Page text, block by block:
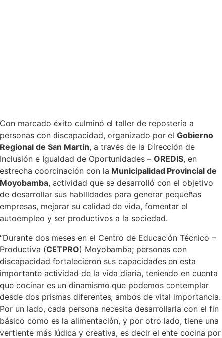
Con marcado éxito culminó el taller de repostería a
personas con discapacidad, organizado por el Gobierno
Regional de San Martín, a través de la Dirección de
Inclusión e Igualdad de Oportunidades – OREDIS, en
estrecha coordinación con la Municipalidad Provincial de
Moyobamba, actividad que se desarrolló con el objetivo
de desarrollar sus habilidades para generar pequeñas
empresas, mejorar su calidad de vida, fomentar el
autoempleo y ser productivos a la sociedad.
“Durante dos meses en el Centro de Educación Técnico –
Productiva (CETPRO) Moyobamba; personas con
discapacidad fortalecieron sus capacidades en esta
importante actividad de la vida diaria, teniendo en cuenta
que cocinar es un dinamismo que podemos contemplar
desde dos prismas diferentes, ambos de vital importancia.
Por un lado, cada persona necesita desarrollarla con el fin
básico como es la alimentación, y por otro lado, tiene una
vertiente más lúdica y creativa, es decir el ente cocina por